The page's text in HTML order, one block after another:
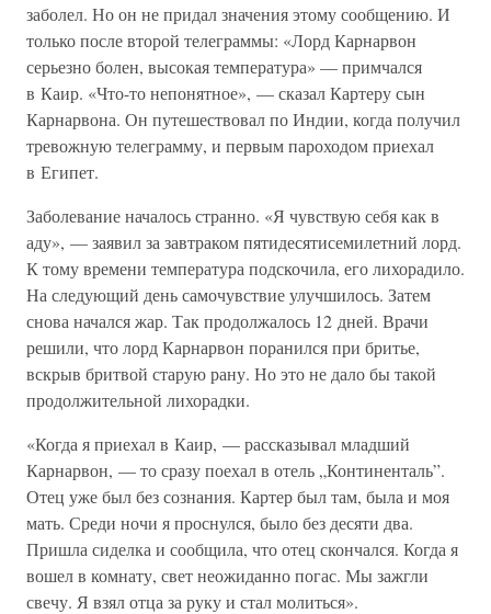
заболел. Но он не придал значения этому сообщению. И
только после второй телеграммы: «Лорд Карнарвон
серьезно болен, высокая температура» — примчался
в Каир. «Что-то непонятное», — сказал Картеру сын
Карнарвона. Он путешествовал по Индии, когда получил
тревожную телеграмму, и первым пароходом приехал
в Египет.
Заболевание началось странно. «Я чувствую себя как в
аду», — заявил за завтраком пятидесятисемилетний лорд.
К тому времени температура подскочила, его лихорадило.
На следующий день самочувствие улучшилось. Затем
снова начался жар. Так продолжалось 12 дней. Врачи
решили, что лорд Карнарвон поранился при бритье,
вскрыв бритвой старую рану. Но это не дало бы такой
продолжительной лихорадки.
«Когда я приехал в Каир, — рассказывал младший
Карнарвон, — то сразу поехал в отель „Континенталь”.
Отец уже был без сознания. Картер был там, была и моя
мать. Среди ночи я проснулся, было без десяти два.
Пришла сиделка и сообщила, что отец скончался. Когда я
вошел в комнату, свет неожиданно погас. Мы зажгли
свечу. Я взял отца за руку и стал молиться».